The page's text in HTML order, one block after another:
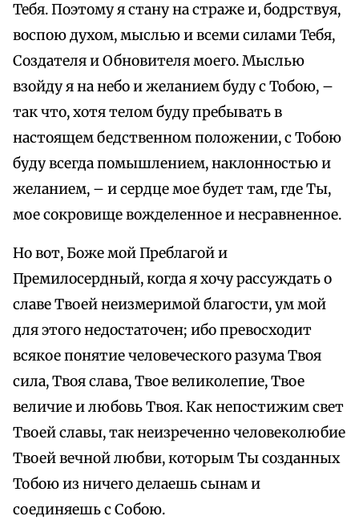
Тебя. Поэтому я стану на страже и, бодрствуя,
воспою духом, мыслью и всеми силами Тебя,
Создателя и Обновителя моего. Мыслью
взойду я на небо и желанием буду с Тобою, –
так что, хотя телом буду пребывать в
настоящем бедственном положении, с Тобою
буду всегда помышлением, наклонностью и
желанием, – и сердце мое будет там, где Ты,
мое сокровище вожделенное и несравненное.
Но вот, Боже мой Преблагой и
Премилосердный, когда я хочу рассуждать о
славе Твоей неизмеримой благости, ум мой
для этого недостаточен; ибо превосходит
всякое понятие человеческого разума Твоя
сила, Твоя слава, Твое великолепие, Твое
величие и любовь Твоя. Как непостижим свет
Твоей славы, так неизреченно человеколюбие
Твоей вечной любви, которым Ты созданных
Тобою из ничего делаешь сынам и
соединяешь с Собою.